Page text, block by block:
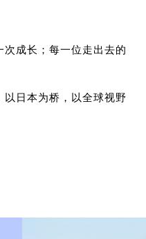
次成长；每一位走出去的
日本为桥，以全球视野